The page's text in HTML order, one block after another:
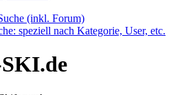
(inkl. Forum)
speziell nach Kategorie, User, etc.